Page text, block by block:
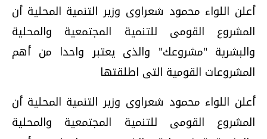
أعلن اللواء محمود شعراوى وزير التنمية المحلية أن
المشروع القومى للتنمية المجتمعية والمحلية
والبشرية "مشروعك" والذى يعتبر واحدا من أهم
المشروعات القومية التى اطلقتها
أعلن اللواء محمود شعراوى وزير التنمية المحلية أن
المشروع القومى للتنمية المجتمعية والمحلية